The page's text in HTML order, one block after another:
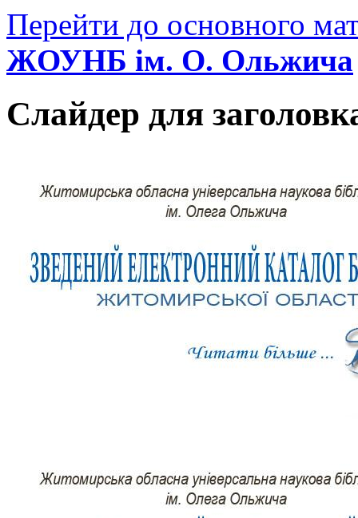
Перейти до основного
ЖОУНБ ім. О. Ольжича
Слайдер для